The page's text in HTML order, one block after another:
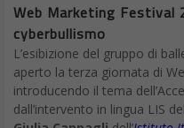
Web Marketing Festival
cyberbullismo
L’esibizione del gruppo di
aperto la terza giornata di
introducendo il tema
dall’intervento in lingua LIS